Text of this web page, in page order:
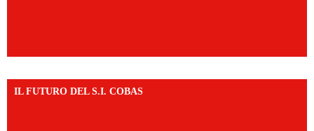
IL FUTURO DEL S.I. COBAS